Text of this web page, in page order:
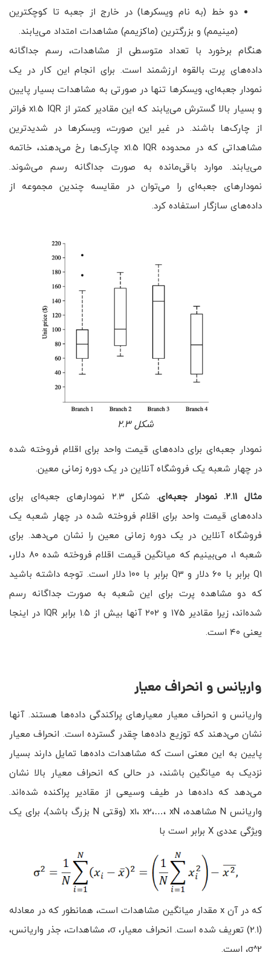
دو خط (به نام ویسکرها) در خارج از جعبه تا کوچکترین
(مینیمم) و بزرگترین (ماکزیمم) مشاهدات امتداد می‌یابند.
هنگام برخورد با تعداد متوسطی از مشاهدات، رسم جداگانه
داده‌های پرت بالقوه ارزشمند است. برای انجام این کار در یک
نمودار جعبه‌ای، ویسکرها تنها در صورتی به مشاهدات بسیار پایین
و بسیار بالا گسترش می‌یابند که این مقادیر کمتر از x1.5 IQR فراتر
از چارک‌ها باشند. در غیر این صورت، ویسکر‌ها در شدیدترین
مشاهداتی که در محدوده x1.5 IQR چارک‌ها رخ می‌دهند، خاتمه
می‌یابند. موارد باقی‌مانده به صورت جداگانه رسم می‌شوند.
نمودارهای جعبه‌ای را می‌توان در مقایسه چندین مجموعه از
داده‌های سازگار استفاده کرد.
شکل ۲.۳
نمودار جعبه‌ای برای داده‌های قیمت واحد برای اقلام فروخته شده
در چهار شعبه یک فروشگاه آنلاین در یک دوره زمانی معین.
مثال ۲.۱۱. نمودار جعبه‌ای.
شکل ۲.۳ نمودارهای جعبه‌ای برای
داده‌های قیمت واحد برای اقلام فروخته شده در چهار شعبه یک
فروشگاه آنلاین در یک دوره زمانی معین را نشان می‌دهد. برای
شعبه ۱، می‌بینیم که میانگین قیمت اقلام فروخته شده ۸۰ دلار،
Q1 برابر با ۶۰ دلار و Q3 برابر با ۱۰۰ دلار است. توجه داشته باشید
که دو مشاهده پرت برای این شعبه به صورت جداگانه رسم
شده‌اند، زیرا مقادیر ۱۷۵ و ۲۰۲ آنها بیش از ۱.۵ برابر IQR در اینجا
یعنی ۴۰ است.
واریانس و انحراف معیار
واریانس و انحراف معیار معیارهای پراکندگی داده‌ها هستند. آنها
نشان می‌دهند که توزیع داده‌ها چقدر گسترده است. انحراف معیار
پایین به این معنی است که مشاهدات داده‌ها تمایل دارند بسیار
نزدیک به میانگین باشند، در حالی که انحراف معیار بالا نشان
می‌دهد که داده‌ها در طیف وسیعی از مقادیر پراکنده شده‌اند.
واریانس N مشاهده، x1، x2،…، xN (وقتی N بزرگ باشد)، برای یک
ویژگی عددی X برابر است با
که در آن x مقدار میانگین مشاهدات است، همانطور که در معادله
(2.1) تعریف شده است. انحراف معیار، σ، مشاهدات، جذر واریانس،
σ^2، است.